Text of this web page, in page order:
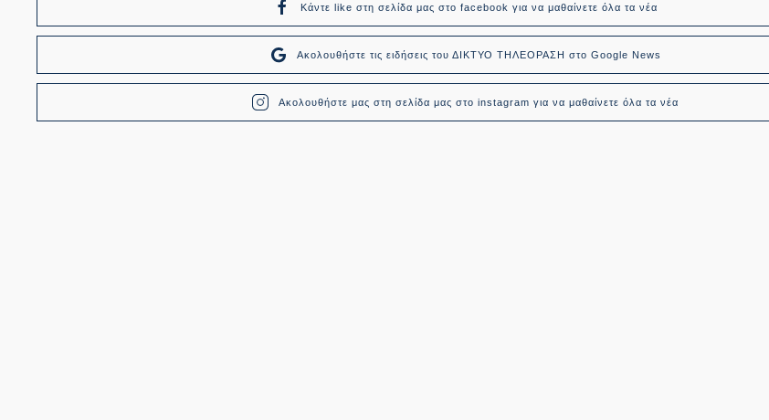
Κάντε like στη σελίδα μας στο facebook για να μαθαίνετε όλα τα νέα
Ακολουθήστε τις ειδήσεις του ΔΙΚΤΥΟ ΤΗΛΕΟΡΑΣΗ στο Google News
Ακολουθήστε μας στη σελίδα μας στο instagram για να μαθαίνετε όλα τα νέα